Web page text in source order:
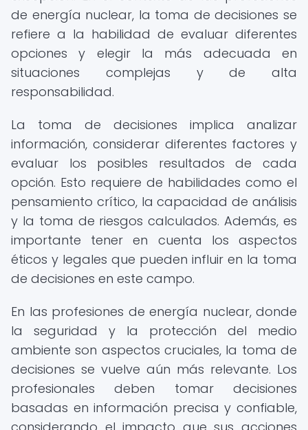
de energía nuclear, la toma de decisiones se
refiere a la habilidad de evaluar diferentes
opciones y elegir la más adecuada en
situaciones complejas y de alta
responsabilidad.
La toma de decisiones implica analizar
información, considerar diferentes factores y
evaluar los posibles resultados de cada
opción. Esto requiere de habilidades como el
pensamiento crítico, la capacidad de análisis
y la toma de riesgos calculados. Además, es
importante tener en cuenta los aspectos
éticos y legales que pueden influir en la toma
de decisiones en este campo.
En las profesiones de energía nuclear, donde
la seguridad y la protección del medio
ambiente son aspectos cruciales, la toma de
decisiones se vuelve aún más relevante. Los
profesionales deben tomar decisiones
basadas en información precisa y confiable,